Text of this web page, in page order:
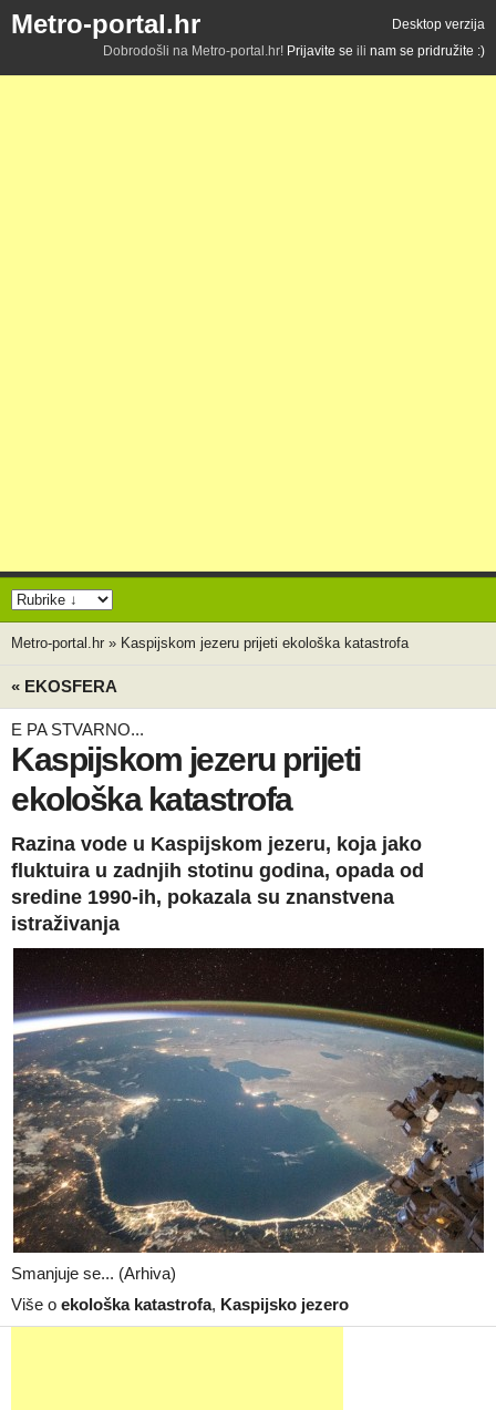
Metro-portal.hr
Desktop verzija
Dobrodošli na Metro-portal.hr! Prijavite se ili nam se pridružite :)
Metro-portal.hr » Kaspijskom jezeru prijeti ekološka katastrofa
« EKOSFERA
E PA STVARNO...
Kaspijskom jezeru prijeti
ekološka katastrofa
Razina vode u Kaspijskom jezeru, koja jako
fluktuira u zadnjih stotinu godina, opada od
sredine 1990-ih, pokazala su znanstvena
istraživanja
Smanjuje se... (Arhiva)
Više o ekološka katastrofa, Kaspijsko jezero